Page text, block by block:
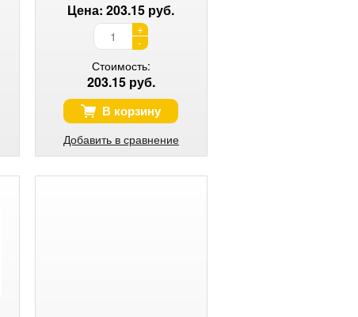
Цена: 203.15 руб.
+
-
Стоимость:
203.15 руб.
В корзину
Добавить в сравнение